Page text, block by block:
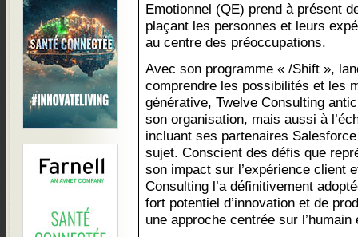
Emotionnel (QE) prend à présent
plaçant les personnes et leurs
au centre des préoccupations.
Avec son programme « /Shift »,
comprendre les possibilités et les
générative, Twelve Consulting
son organisation, mais aussi à
incluant ses partenaires
sujet. Conscient des défis que
son impact sur l’expérience client
Consulting l’a définitivement
fort potentiel d’innovation et de
une approche centrée sur